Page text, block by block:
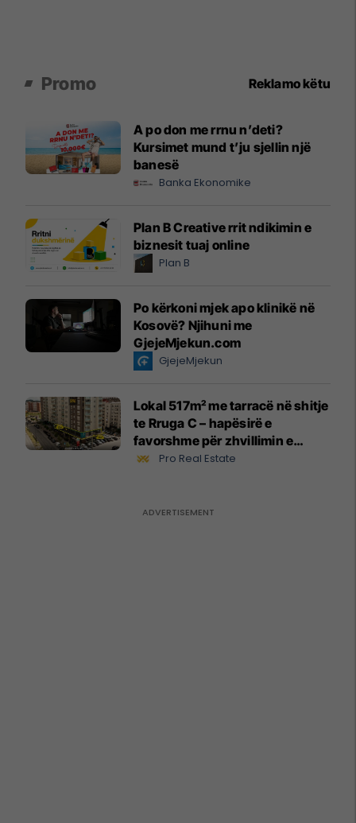
Promo Reklamo këtu
A po don me rrnu n’deti?
Kursimet mund t’ju sjellin një
banesë
Banka Ekonomike
Plan B Creative rrit ndikimin e
biznesit tuaj online
Plan B
Po kërkoni mjek apo klinikë në
Kosovë? Njihuni me
GjejeMjekun.com
GjejeMjekun
Lokal 517m² me tarracë në shitje
te Rruga C – hapësirë e
favorshme për zhvillimin e
biznesit #15796
Pro Real Estate